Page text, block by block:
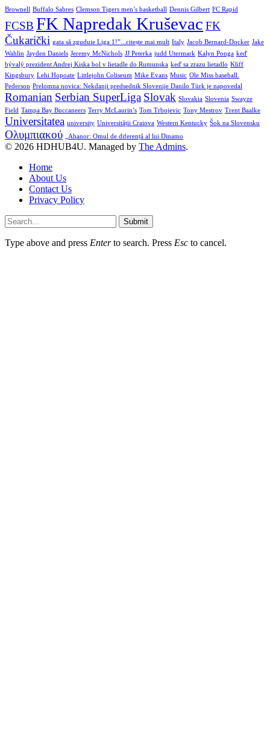
Brownell Buffalo Sabres Clemson Tigers men’s basketball Dennis Gilbert FC Rapid
FCSB FK Napredak Kruševac FK
Čukarički gata să zguduie Liga 1!”...citește mai mult Italy Jacob Bernard-Docker Jake
Wahlin Jayden Daniels Jeremy McNichols JJ Peterka judd Utermark Kalyn Ponga keď
bývalý prezident Andrej Kiska bol v lietadle do Rumunska keď sa zrazu lietadlo Kliff
Kingsbury Lehi Hopoate Littlejohn Coliseum Mike Evans Music Ole Miss baseball.
Pederson Prelomna novica: Nekdanji predsednik Slovenije Danilo Türk je napovedal
Romanian Serbian SuperLiga Slovak Slovakia Slovenia Swayze
Field Tampa Bay Buccaneers Terry McLaurin’s Tom Trbojevic Tony Mestrov Trent Baalke
Universitatea university Universității Craiova Western Kentucky Šok na Slovensku
Ολυμπιακού „Ahanor: Omul de diferență al lui Dinamo
© 2026 HDHUB4U. Managed by The Admins.
Home
About Us
Contact Us
Privacy Policy
Submit
Type above and press Enterto search. Press Esc to cancel.